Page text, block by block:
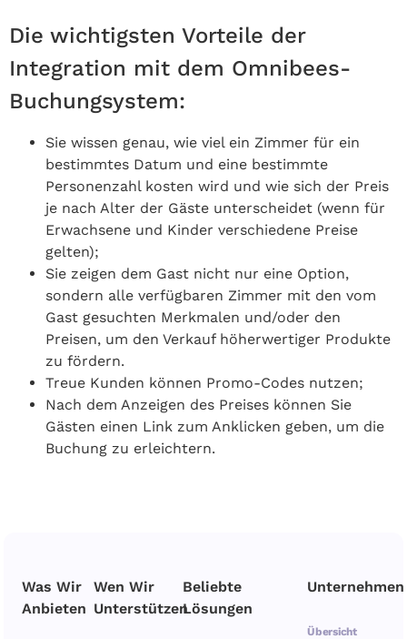
Die wichtigsten Vorteile der
Integration mit dem Omnibees-
Buchungsystem:
Sie wissen genau, wie viel ein Zimmer für ein
bestimmtes Datum und eine bestimmte
Personenzahl kosten wird und wie sich der Preis
je nach Alter der Gäste unterscheidet (wenn für
Erwachsene und Kinder verschiedene Preise
gelten);
Sie zeigen dem Gast nicht nur eine Option,
sondern alle verfügbaren Zimmer mit den vom
Gast gesuchten Merkmalen und/oder den
Preisen, um den Verkauf höherwertiger Produkte
zu fördern.
Treue Kunden können Promo-Codes nutzen;
Nach dem Anzeigen des Preises können Sie
Gästen einen Link zum Anklicken geben, um die
Buchung zu erleichtern.
Was Wir
Anbieten
Wen Wir
Unterstützen
Unternehmen
Übersicht
Beliebte
Lösungen